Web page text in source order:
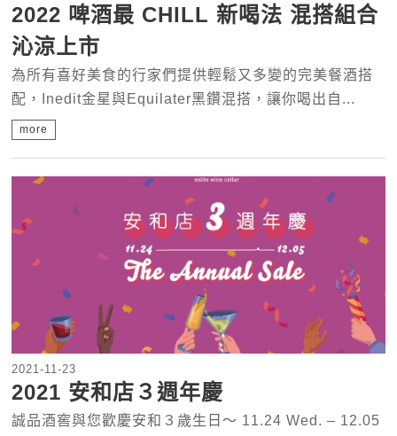
2022 啤酒最 CHILL 新喝法 混搭組合
沁涼上市
為所有喜好美食的行家們提供輕鬆又多變的完美餐酒搭
配，Inedit金星與Equilater黑鑽混搭，讓你喝出自...
more
2021-11-23
2021 安和店３週年慶
誠品酒窖與您歡慶安和３歲生日～ 11.24 Wed. – 12.05